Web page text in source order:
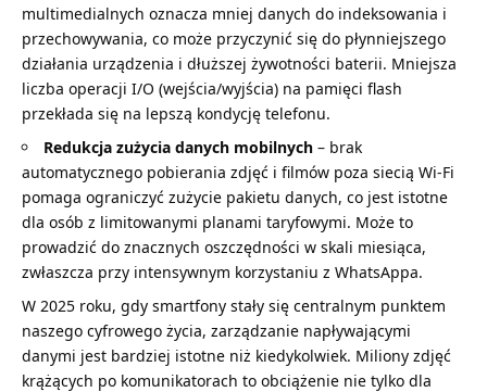
multimedialnych oznacza mniej danych do indeksowania i
przechowywania, co może przyczynić się do płynniejszego
działania urządzenia i dłuższej żywotności baterii. Mniejsza
liczba operacji I/O (wejścia/wyjścia) na pamięci flash
przekłada się na lepszą kondycję telefonu.
Redukcja zużycia danych mobilnych – brak
automatycznego pobierania zdjęć i filmów poza siecią Wi-Fi
pomaga ograniczyć zużycie pakietu danych, co jest istotne
dla osób z limitowanymi planami taryfowymi. Może to
prowadzić do znacznych oszczędności w skali miesiąca,
zwłaszcza przy intensywnym korzystaniu z WhatsAppa.
W 2025 roku, gdy smartfony stały się centralnym punktem
naszego cyfrowego życia, zarządzanie napływającymi
danymi jest bardziej istotne niż kiedykolwiek. Miliony zdjęć
krążących po komunikatorach to obciążenie nie tylko dla